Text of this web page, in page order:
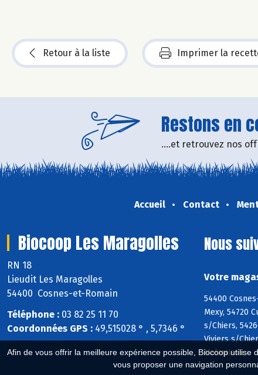
Afin de vous offrir la meilleure expérience possible, Biocoop
vous proposer une navigation
Retour à la liste Imprimer la
Restons en
....et retrouvez nos
Accueil Contact
Biocoop Les Maragolles
RN 18
Lieudit Les Maragolles
54400 Cosnes-et-Romain
Téléphone : 03 82 25 11 70
Coordonnées GPS : 49,515028 ° , 5,7346 °
Nous
Votre
54400
Mexy, 54720
s/Chiers,
Viviers s/
Malmaison